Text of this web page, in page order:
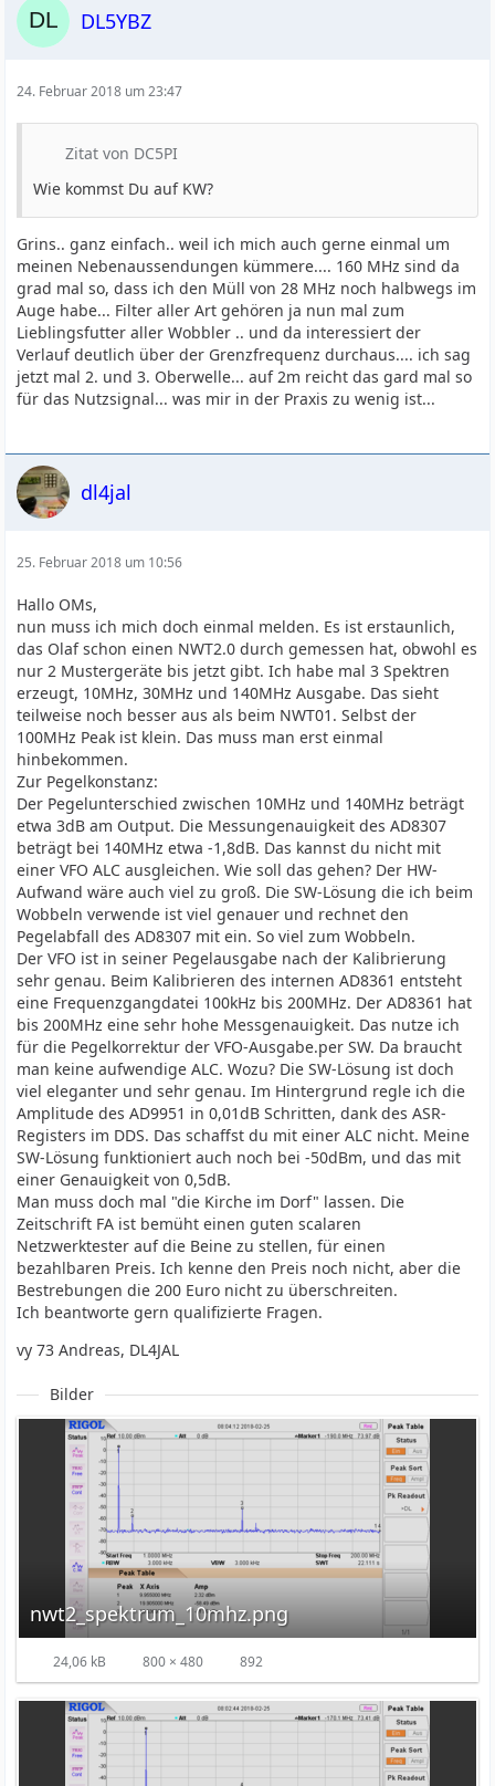
DL5YBZ
24. Februar 2018 um 23:47
Zitat von DC5PI
Wie kommst Du auf KW?
Grins.. ganz einfach.. weil ich mich auch gerne einmal um
meinen Nebenaussendungen kümmere.... 160 MHz sind da
grad mal so, dass ich den Müll von 28 MHz noch halbwegs im
Auge habe... Filter aller Art gehören ja nun mal zum
Lieblingsfutter aller Wobbler .. und da interessiert der
Verlauf deutlich über der Grenzfrequenz durchaus.... ich sag
jetzt mal 2. und 3. Oberwelle... auf 2m reicht das gard mal so
für das Nutzsignal... was mir in der Praxis zu wenig ist...
dl4jal
25. Februar 2018 um 10:56
Hallo OMs,
nun muss ich mich doch einmal melden. Es ist erstaunlich,
das Olaf schon einen NWT2.0 durch gemessen hat, obwohl es
nur 2 Mustergeräte bis jetzt gibt. Ich habe mal 3 Spektren
erzeugt, 10MHz, 30MHz und 140MHz Ausgabe. Das sieht
teilweise noch besser aus als beim NWT01. Selbst der
100MHz Peak ist klein. Das muss man erst einmal
hinbekommen.
Zur Pegelkonstanz:
Der Pegelunterschied zwischen 10MHz und 140MHz beträgt
etwa 3dB am Output. Die Messungenauigkeit des AD8307
beträgt bei 140MHz etwa -1,8dB. Das kannst du nicht mit
einer VFO ALC ausgleichen. Wie soll das gehen? Der HW-
Aufwand wäre auch viel zu groß. Die SW-Lösung die ich beim
Wobbeln verwende ist viel genauer und rechnet den
Pegelabfall des AD8307 mit ein. So viel zum Wobbeln.
Der VFO ist in seiner Pegelausgabe nach der Kalibrierung
sehr genau. Beim Kalibrieren des internen AD8361 entsteht
eine Frequenzgangdatei 100kHz bis 200MHz. Der AD8361 hat
bis 200MHz eine sehr hohe Messgenauigkeit. Das nutze ich
für die Pegelkorrektur der VFO-Ausgabe.per SW. Da braucht
man keine aufwendige ALC. Wozu? Die SW-Lösung ist doch
viel eleganter und sehr genau. Im Hintergrund regle ich die
Amplitude des AD9951 in 0,01dB Schritten, dank des ASR-
Registers im DDS. Das schaffst du mit einer ALC nicht. Meine
SW-Lösung funktioniert auch noch bei -50dBm, und das mit
einer Genauigkeit von 0,5dB.
Man muss doch mal "die Kirche im Dorf" lassen. Die
Zeitschrift FA ist bemüht einen guten scalaren
Netzwerktester auf die Beine zu stellen, für einen
bezahlbaren Preis. Ich kenne den Preis noch nicht, aber die
Bestrebungen die 200 Euro nicht zu überschreiten.
Ich beantworte gern qualifizierte Fragen.
vy 73 Andreas, DL4JAL
Bilder
nwt2_spektrum_10mhz.png
24,06 kB 800 × 480 892